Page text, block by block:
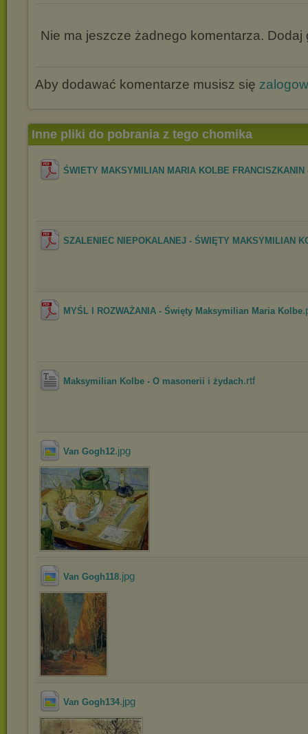
Nie ma jeszcze żadnego komentarza. Dodaj
Aby dodawać komentarze musisz się
Inne pliki do pobrania z tego chomika
ŚWIETY MAKSYMILIAN MARIA KOLBE
SZALENIEC NIEPOKALANEJ - ŚWIĘTY MAKSYMILIAN
MYŚL I ROZWAŻANIA - Święty Maksymilian Maria Kolbe
Maksymilian Kolbe - O masonerii i żydach.rtf
Van Gogh12.jpg
Van Gogh118.jpg
Van Gogh134.jpg